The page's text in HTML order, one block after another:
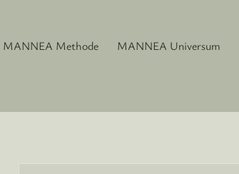
MANNEA Methode MANNEA Universum